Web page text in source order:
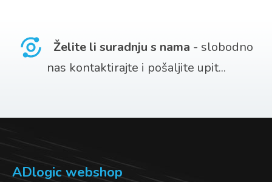
Želite li suradnju s nama - slobodno
nas kontaktirajte i pošaljite upit...
ADlogic webshop